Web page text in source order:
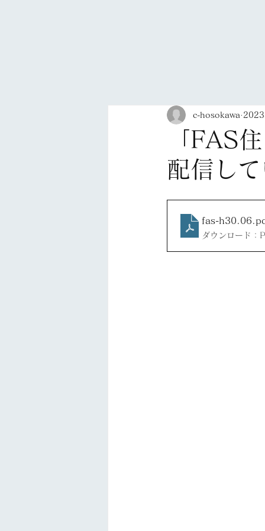
「FAS
配信し
c-hosokawa
fas-h30.06
ダウンロード：